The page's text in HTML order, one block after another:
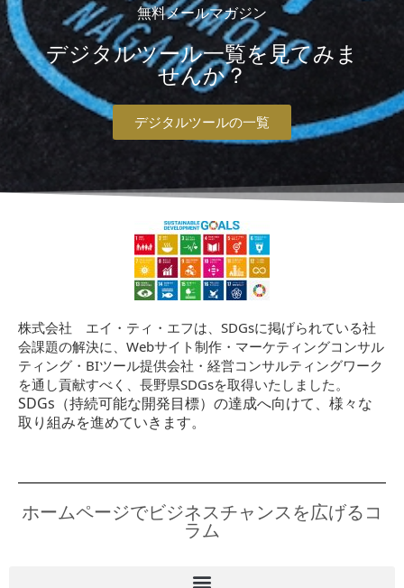
無料メールマガジン
デジタルツール一覧を見てみま
せんか？
デジタルツールの一覧
株式会社 エイ・ティ・エフは、SDGsに掲げられている社
会課題の解決に、Webサイト制作・マーケティングコンサル
ティング・BIツール提供会社・経営コンサルティングワーク
を通し貢献すべく、長野県SDGsを取得いたしました。
SDGs（持続可能な開発目標）の達成へ向けて、様々な
取り組みを進めていきます。
ホームページでビジネスチャンスを広げるコ
ラム